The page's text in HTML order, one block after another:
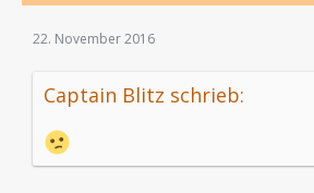
22. November 2016
Captain Blitz schrieb: